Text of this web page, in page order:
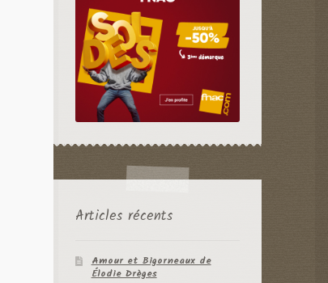
Articles récents
Amour et Bigorneaux de
Élodie Drèges